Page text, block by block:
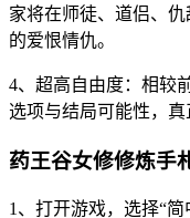
家将在师徒、道侣、
的爱恨情仇。
4、超高自由度：相较
选项与结局可能性，真
药王谷女修修炼手
1、打开游戏，选择“简